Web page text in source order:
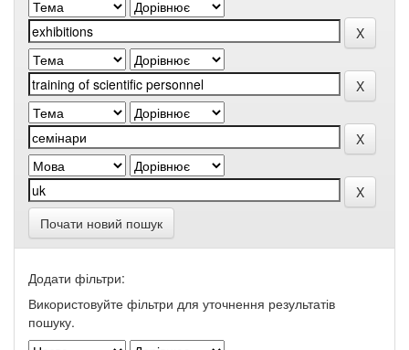
Почати новий пошук
Додати фільтри:
Використовуйте фільтри для уточнення результатів
пошуку.